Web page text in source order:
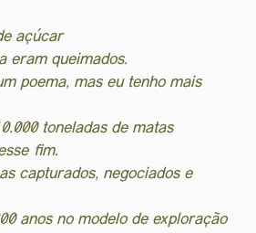
açúcar
eram queimados.
poema, mas eu tenho mais
toneladas de matas
fim.
capturados, negociados e
anos no modelo de exploração